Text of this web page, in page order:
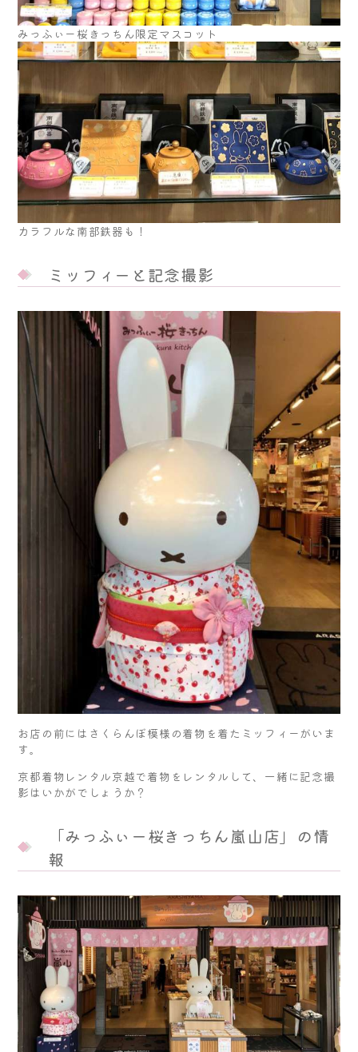
みっふぃー桜きっちん限定マスコット
カラフルな南部鉄器も！
ミッフィーと記念撮影
お店の前にはさくらんぼ模様の着物を着たミッフィーがいま
す。
京都着物レンタル京越で着物をレンタルして、一緒に記念撮
影はいかがでしょうか？
「みっふぃー桜きっちん嵐山店」の情
報